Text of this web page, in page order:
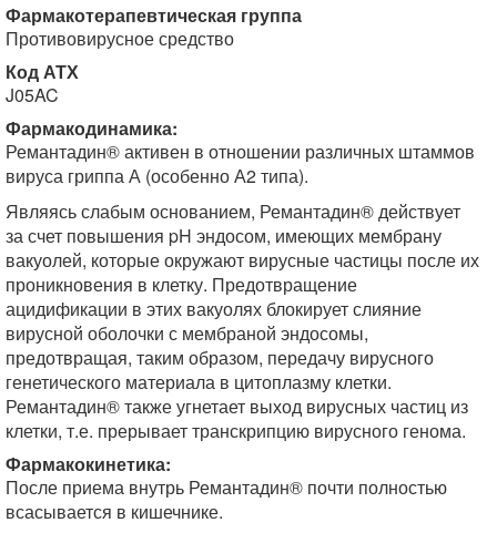
Фармакотерапевтическая группа
Противовирусное средство
Код АТХ
J05AC
Фармакодинамика:
Ремантадин® активен в отношении различных штаммов
вируса гриппа А (особенно А2 типа).
Являясь слабым основанием, Ремантадин® действует
за счет повышения pH эндосом, имеющих мембрану
вакуолей, которые окружают вирусные частицы после их
проникновения в клетку. Предотвращение
ацидификации в этих вакуолях блокирует слияние
вирусной оболочки с мембраной эндосомы,
предотвращая, таким образом, передачу вирусного
генетического материала в цитоплазму клетки.
Ремантадин® также угнетает выход вирусных частиц из
клетки, т.е. прерывает транскрипцию вирусного генома.
Фармакокинетика:
После приема внутрь Ремантадин® почти полностью
всасывается в кишечнике.